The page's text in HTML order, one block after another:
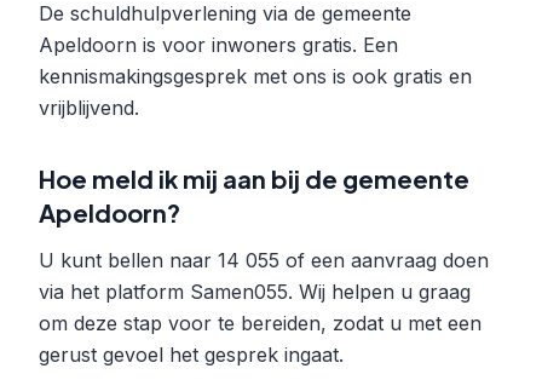
De schuldhulpverlening via de gemeente
Apeldoorn is voor inwoners gratis. Een
kennismakingsgesprek met ons is ook gratis en
vrijblijvend.
Hoe meld ik mij aan bij de gemeente
Apeldoorn?
U kunt bellen naar 14 055 of een aanvraag doen
via het platform Samen055. Wij helpen u graag
om deze stap voor te bereiden, zodat u met een
gerust gevoel het gesprek ingaat.